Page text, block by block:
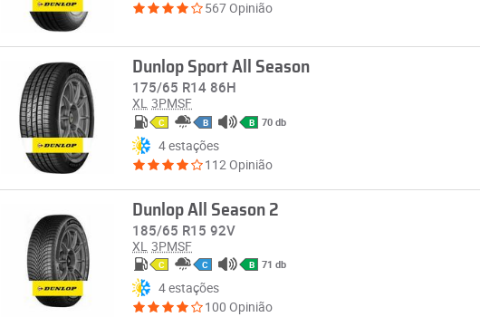
567 Opinião
Dunlop Sport All Season
175/65 R14 86H
XL 3PMSF
C B B 70 db
4 estações
112 Opinião
Dunlop All Season 2
185/65 R15 92V
XL 3PMSF
C C B 71 db
4 estações
100 Opinião